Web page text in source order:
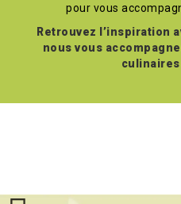
pour vous
Retrouvez l’inspiration
nous vous